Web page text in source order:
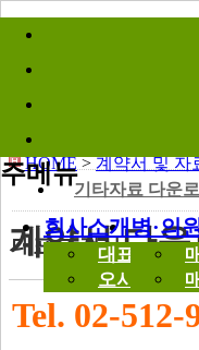
바로가기메뉴
주메뉴
회사소개
대표 인사말
오시는길
병·의
기타자료 다운
대표 조정식
Tel. 02-512-
HOME>계약서 및 자
계약서 다
(문서) 부동산 임대